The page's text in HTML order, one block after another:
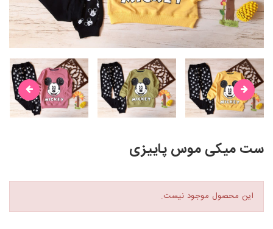
ست میکی موس پاییزی
این محصول موجود نیست.